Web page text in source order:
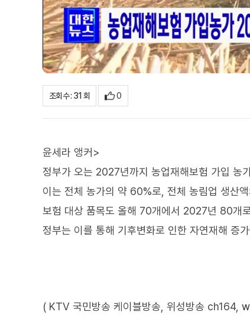
조회수 : 31 회 0
윤세라 앵커>
정부가 오는 2027년까지 농업재해보험 가입 농
이는 전체 농가의 약 60%로, 전체 농림업 생산
보험 대상 품목도 올해 70개에서 2027년 80개
정부는 이를 통해 기후변화로 인한 자연재해 증
( KTV 국민방송 케이블방송, 위성방송 ch164,